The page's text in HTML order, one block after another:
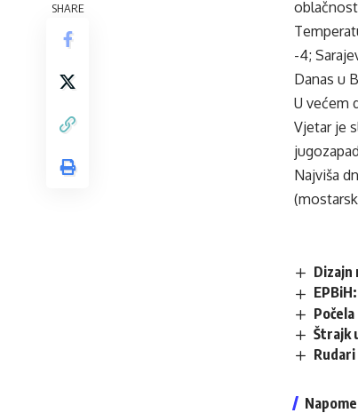
SHARE
-4;
Danas u
U većem
Vjetar je
Najviša
Dizajn
Štrajk